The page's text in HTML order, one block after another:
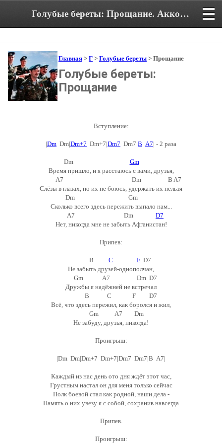
Голубые береты: Прощание. Аккорды и текст песни
Главная > Г > Голубые береты > Прощание
Голубые береты:
Прощание
Вступление:
|Dm Dm|Dm+7 Dm+7|Dm7 Dm7|B A7| - 2 раза
Dm Gm
Время пришло, и я расстаюсь с вами, друзья,
A7 Dm B A7
Слёзы в глазах, но их не боюсь, удержать их нельзя
Dm Gm
Сколько всего здесь пережить выпало нам...
A7 Dm D7
Нет, никогда мне не забыть Афганистан!
Припев:
B C FD7
Не забыть друзей-однополчан,
Gm A7 Dm D7
Дружбы я надёжней не встречал
B C F D7
Всё, что здесь пережил, как боролся и жил,
Gm A7 Dm
Не забуду, друзья, никогда!
Проигрыш:
|Dm Dm|Dm+7 Dm+7|Dm7 Dm7|B A7|
Каждый из нас день ото дня ждёт этот час,
Грустным настал он для меня только сейчас
Полк боевой стал как родной, наши дела -
Память о них увезу я с собой, сохранив навсегда
Припев.
Проигрыш: